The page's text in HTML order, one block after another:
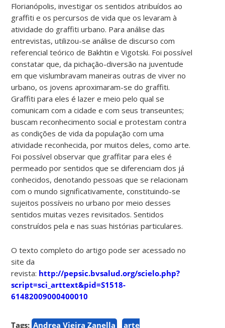
Florianópolis, investigar os sentidos atribuídos ao
graffiti e os percursos de vida que os levaram à
atividade do graffiti urbano. Para análise das
entrevistas, utilizou-se análise de discurso com
referencial teórico de Bakhtin e Vigotski. Foi possível
constatar que, da pichação-diversão na juventude
em que vislumbravam maneiras outras de viver no
urbano, os jovens aproximaram-se do graffiti.
Graffiti para eles é lazer e meio pelo qual se
comunicam com a cidade e com seus transeuntes;
buscam reconhecimento social e protestam contra
as condições de vida da população com uma
atividade reconhecida, por muitos deles, como arte.
Foi possível observar que graffitar para eles é
permeado por sentidos que se diferenciam dos já
conhecidos, denotando pessoas que se relacionam
com o mundo significativamente, constituindo-se
sujeitos possíveis no urbano por meio desses
sentidos muitas vezes revisitados. Sentidos
construídos pela e nas suas histórias particulares.
O texto completo do artigo pode ser acessado no
site da
revista: http://pepsic.bvsalud.org/scielo.php?
script=sci_arttext&pid=S1518-
61482009000400010
Tags: Andrea Vieira Zanella
arte